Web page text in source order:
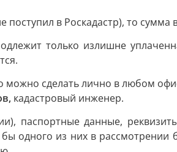
в Роскадастр), то сумма
только излишне
можно сделать лично в любом
кадастровый инженер.
данные, реквизиты
одного из них в рассмотрении